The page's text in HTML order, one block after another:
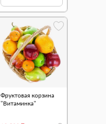
Фруктовая корзина
"Витаминка"